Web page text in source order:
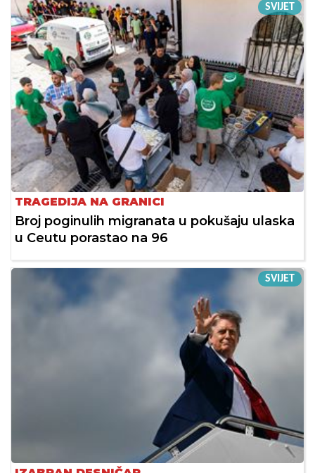
SVIJET
TRAGEDIJA NA GRANICI
Broj poginulih migranata u pokušaju ulaska
u Ceutu porastao na 96
SVIJET